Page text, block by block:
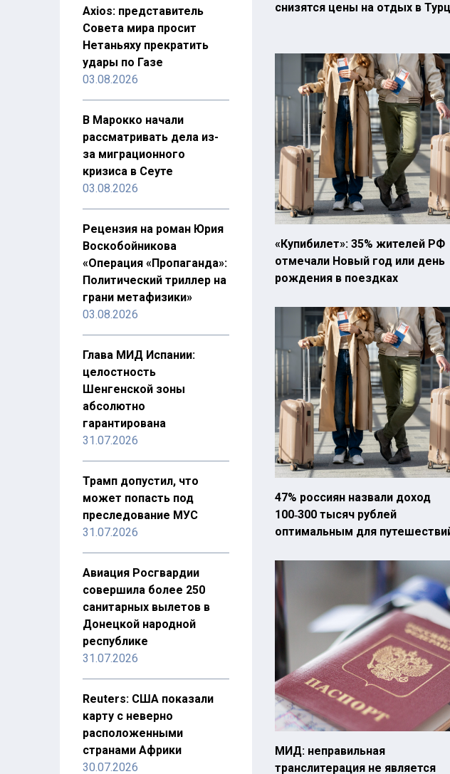
Axios: представитель
Совета мира просит
Нетаньяху прекратить
удары по Газе
03.08.2026
В Марокко начали
рассматривать дела из-
за миграционного
кризиса в Сеуте
03.08.2026
Рецензия на роман Юрия
Воскобойникова
«Операция «Пропаганда»:
Политический триллер на
грани метафизики»
03.08.2026
Глава МИД Испании:
целостность
Шенгенской зоны
абсолютно
гарантирована
31.07.2026
Трамп допустил, что
может попасть под
преследование МУС
31.07.2026
Авиация Росгвардии
совершила более 250
санитарных вылетов в
Донецкой народной
республике
31.07.2026
Reuters: США показали
карту с неверно
расположенными
странами Африки
30.07.2026
снизятся цены на отдых в
«Купибилет»: 35% жителей РФ
отмечали Новый год или день
рождения в поездках
47% россиян назвали доход
100‑300 тысяч рублей
оптимальным для
МИД: неправильная
транслитерация не является